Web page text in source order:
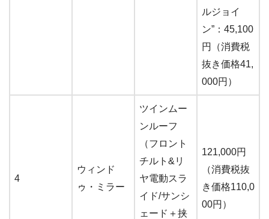
ルジョイ
ン”：45,100
円（消費税
抜き価格41,
000円）
4
ウィンド
ゥ・ミラー
ツインムー
ンルーフ
（フロント
チルト&リ
ヤ電動スラ
イド/サンシ
ェード＋挟
121,000円
（消費税抜
き価格110,0
00円）